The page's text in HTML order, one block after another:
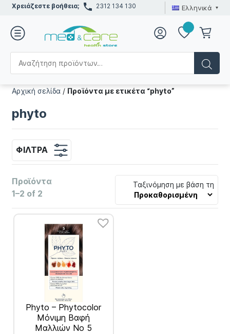
Χρειάζεστε βοήθεια; 2312 134 130 Ελληνικά
Αρχική σελίδα / Προϊόντα με ετικέτα “phyto”
phyto
ΦΊΛΤΡΑ
Προϊόντα
1–2 of 2
Ταξινόμηση με βάση τη
Phyto – Phytocolor
Μόνιμη Βαφή
Μαλλιών Νο 5